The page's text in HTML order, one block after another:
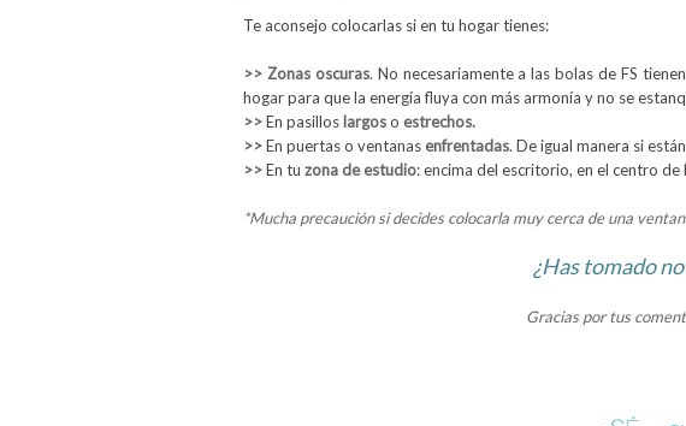
Te aconsejo colocarlas si en tu hogar tienes:
>> Zonas oscuras. No necesariamente a las bolas de FS
hogar para que la energía fluya con más armonía y no se
>>En pasilloslargoso estrechos.
>>En puertas o ventanas enfrentadas. De igual manera si
>>En tu zona de estudio: encima del escritorio, en el centro
*Mucha precaución si decides colocarla muy cerca de una
¿Has tomado
Gracias por tus